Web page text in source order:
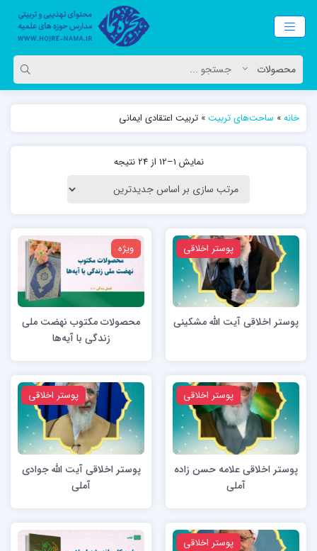
خانه» ساحت‌های تربیت» تربیت اعتقادی ایمانی
نمایش 1–12 از 24 نتیجه
پوستر اخلاقی
پوستر اخلاقی آیت الله مشکینی
ویژه
محصولات مکتوب نهضت ملی
زندگی با آیه‌ها
پوستر اخلاقی
پوستر اخلاقی علامه حسن زاده
آملی
پوستر اخلاقی
پوستر اخلاقی آیت الله جوادی
آملی
پوستر اخلاقی